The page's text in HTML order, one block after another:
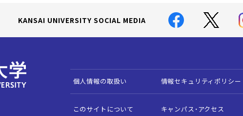
KANSAI UNIVERSITY SOCIAL MEDIA
個人情報の取扱い 情報セキュリティポリシー
このサイトについて キャンパス・アクセス